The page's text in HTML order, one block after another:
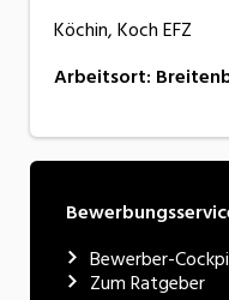
Köchin, Koch EFZ
Arbeitsort:
Bewerber-
Zum Ratgeber